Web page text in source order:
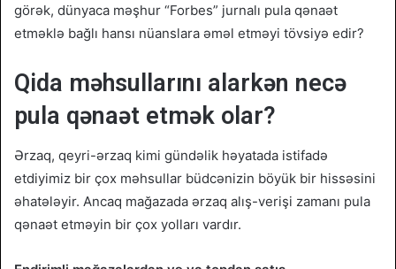
görək, dünyaca məşhur “Forbes” jurnalı pula qənaət
etməklə bağlı hansı nüanslara əməl etməyi tövsiyə edir?
Qida məhsullarını alarkən necə
pula qənaət etmək olar?
Ərzaq, qeyri-ərzaq kimi gündəlik həyatada istifadə
etdiyimiz bir çox məhsullar büdcənizin böyük bir hissəsini
əhatələyir. Ancaq mağazada ərzaq alış-verişi zamanı pula
qənaət etməyin bir çox yolları vardır.